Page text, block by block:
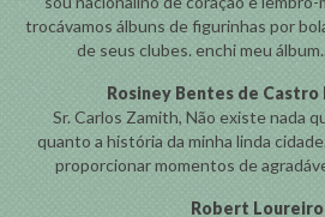
trocávamos álbuns de figurinhas por
de seus clubes. enchi meu
Rosiney Bentes de Castro
Sr. Carlos Zamith, Não existe nada
quanto a história da minha linda
proporcionar momentos de
Robert Loureiro